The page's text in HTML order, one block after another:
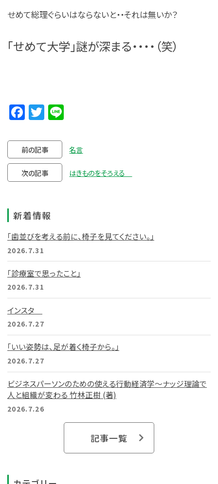
せめて総理ぐらいはならないと・・それは無いか？
「せめて大学」謎が深まる・・・・（笑）
Facebook
Twitter
前の記事 名言
次の記事 はきものをそろえる
新着情報
「歯並びを考える前に、椅子を見てください。」
2026.7.31
「診療室で思ったこと」
2026.7.31
インスタ
2026.7.27
「いい姿勢は、足が着く椅子から。」
2026.7.27
ビジネスパーソンのための使える行動経済学～ナッジ理論で
人と組織が変わる 竹林正樹 (著)
2026.7.26
記事一覧